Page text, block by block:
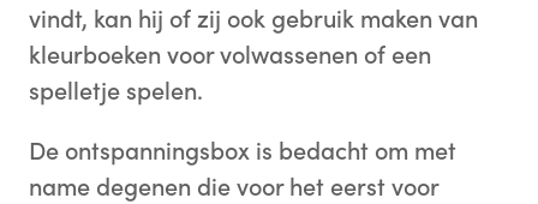
vindt, kan hij of zij ook gebruik maken van
kleurboeken voor volwassenen of een
spelletje spelen.
De ontspanningsbox is bedacht om met
name degenen die voor het eerst voor